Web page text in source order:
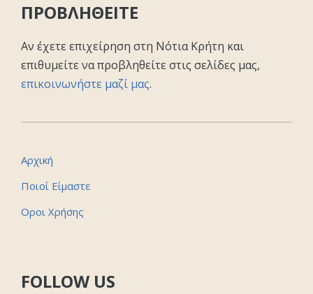
ΠΡΟΒΛΗΘΕΙΤΕ
Αν έχετε επιχείρηση στη Νότια Κρήτη και
επιθυμείτε να προβληθείτε στις σελίδες μας,
επικοινωνήστε μαζί μας.
Αρχική
Ποιοί Είμαστε
Οροι Χρήσης
FOLLOW US